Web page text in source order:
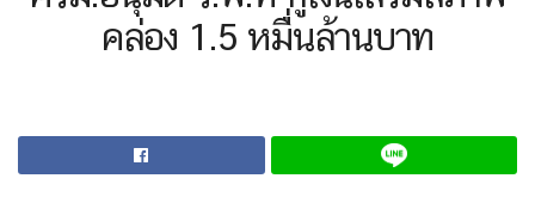
คล่อง 1.5 หมื่นล้านบาท